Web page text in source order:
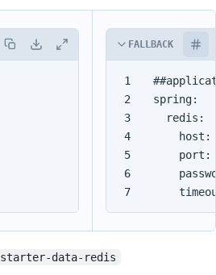
FALLBACK
1
2
3
4
5
6
7
data-redis